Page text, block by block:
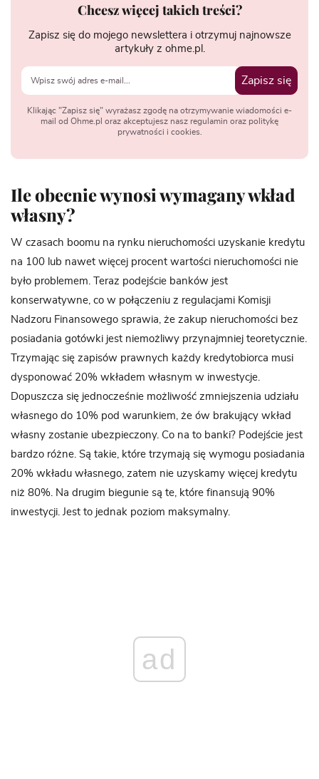
Chcesz więcej takich treści?
Zapisz się do mojego newslettera i otrzymuj najnowsze
artykuły z ohme.pl.
Zapisz się
Klikając "Zapisz się" wyrażasz zgodę na otrzymywanie wiadomości e-
mail od Ohme.pl oraz akceptujesz nasz regulamin oraz politykę
prywatności i cookies.
Ile obecnie wynosi wymagany wkład
własny?
W czasach boomu na rynku nieruchomości uzyskanie kredytu
na 100 lub nawet więcej procent wartości nieruchomości nie
było problemem. Teraz podejście banków jest
konserwatywne, co w połączeniu z regulacjami Komisji
Nadzoru Finansowego sprawia, że zakup nieruchomości bez
posiadania gotówki jest niemożliwy przynajmniej teoretycznie.
Trzymając się zapisów prawnych każdy kredytobiorca musi
dysponować 20% wkładem własnym w inwestycje.
Dopuszcza się jednocześnie możliwość zmniejszenia udziału
własnego do 10% pod warunkiem, że ów brakujący wkład
własny zostanie ubezpieczony. Co na to banki? Podejście jest
bardzo różne. Są takie, które trzymają się wymogu posiadania
20% wkładu własnego, zatem nie uzyskamy więcej kredytu
niż 80%. Na drugim biegunie są te, które finansują 90%
inwestycji. Jest to jednak poziom maksymalny.
ad